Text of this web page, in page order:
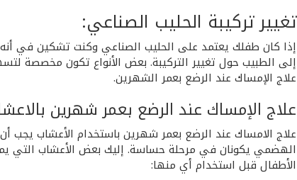
تغيير تركيبة الحليب الصناعي:
إذا كان طفلك يعتمد على الحليب الصناعي وكنت تشكين في
إلى الطبيب حول تغيير التركيبة. بعض الأنواع تكون مخصصة
علاج الإمساك عند الرضع بعمر الشهرين.
علاج الإمساك عند الرضع بعمر شهرين
علاج الامساك عند الرضع بعمر شهرين باستخدام الأعشاب
الهضمي يكونان في مرحلة حساسة. إليك بعض الأعشاب التي
الأطفال قبل استخدام أي منها: